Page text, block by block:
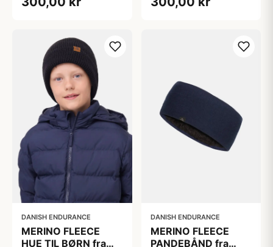
ENDURANCE,
ENDURANCE, Rød
DANISH ENDURANCE
MERINO FLEECE
HUE TIL BØRN fra
DANISH ENDURANCE
MERINO FLEECE
PANDEBÅND fra